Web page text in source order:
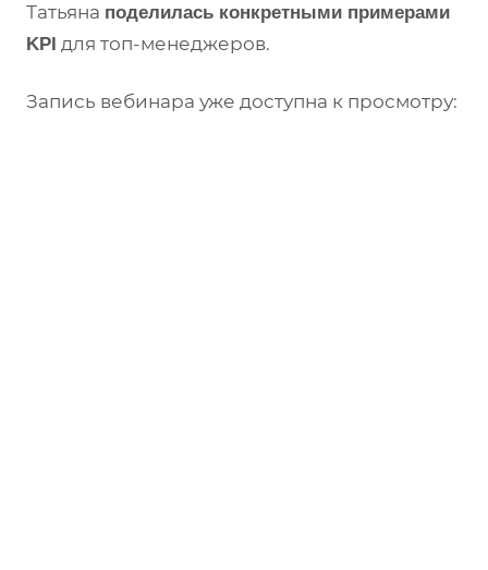
Татьяна поделилась конкретными примерами
KPI для топ-менеджеров.
Запись вебинара уже доступна к просмотру: